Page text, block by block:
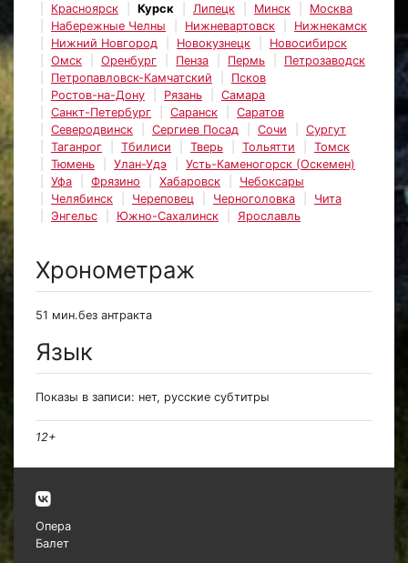
Красноярск
Курск Липецк Минск
Москва
Набережные Челны
Нижневартовск
Нижнекамск
Нижний Новгород
Новокузнецк
Новосибирск
Омск
Оренбург Пенза Пермь
Петрозаводск
Петропавловск-Камчатский
Псков
Ростов-на-Дону
Рязань
Самара
Санкт-Петербург
Саранск
Саратов
Северодвинск
Сергиев Посад Сочи
Сургут
Таганрог
Тбилиси Тверь Тольятти
Томск
Тюмень
Улан-Удэ
Усть-Каменогорск (Оскемен)
Уфа
Фрязино Хабаровск
Чебоксары
Челябинск
Череповец Черноголовка
Чита
Энгельс
Южно-Сахалинск Ярославль
Хронометраж
51 мин.без антракта
Язык
Показы в записи: нет, русские субтитры
12+
Опера
Балет